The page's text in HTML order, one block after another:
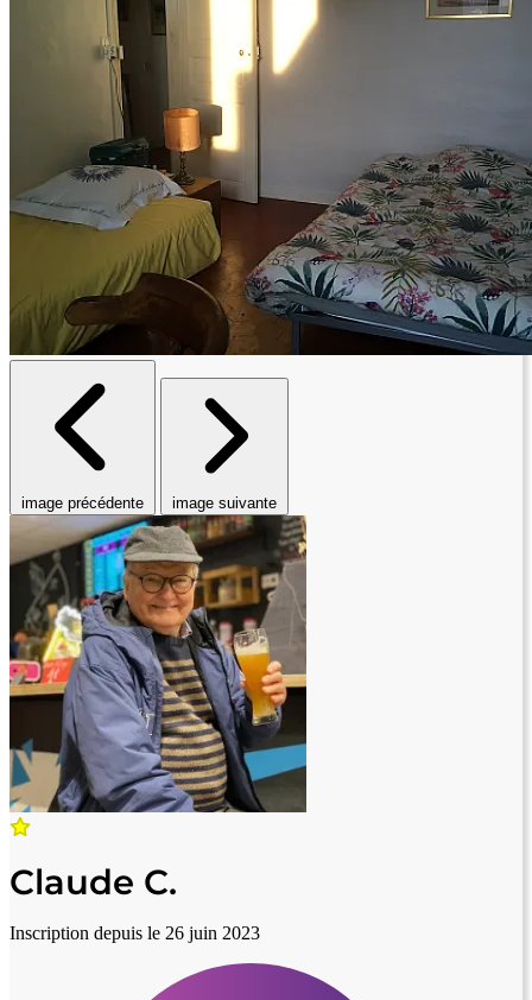
image précédente image suivante
Claude C.
Inscription depuis le 26 juin 2023